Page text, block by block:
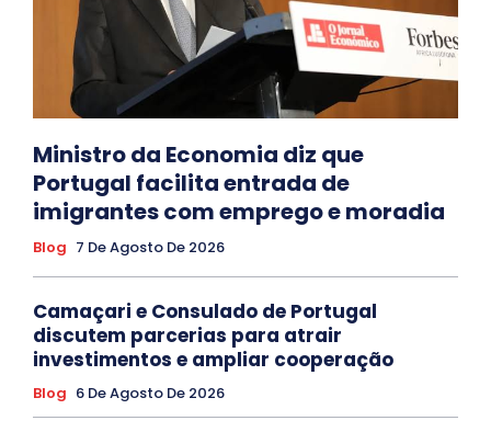
Ministro da Economia diz que
Portugal facilita entrada de
imigrantes com emprego e moradia
Blog 7 De Agosto De 2026
Camaçari e Consulado de Portugal
discutem parcerias para atrair
investimentos e ampliar cooperação
Blog 6 De Agosto De 2026